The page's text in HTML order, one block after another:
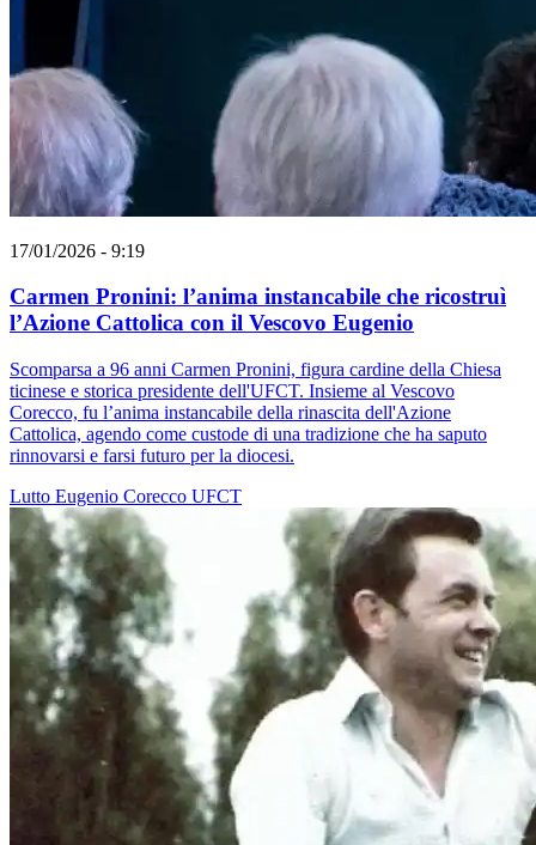
17/01/2026 - 9:19
Carmen Pronini: l’anima instancabile che ricostruì
l’Azione Cattolica con il Vescovo Eugenio
Scomparsa a 96 anni Carmen Pronini, figura cardine della Chiesa
ticinese e storica presidente dell'UFCT. Insieme al Vescovo
Corecco, fu l’anima instancabile della rinascita dell'Azione
Cattolica, agendo come custode di una tradizione che ha saputo
rinnovarsi e farsi futuro per la diocesi.
Lutto Eugenio Corecco UFCT